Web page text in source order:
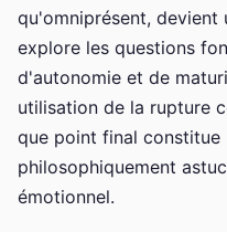
qu'omniprésent,
explore les questions
d'autonomie et de
utilisation de la rupture
que point final constitue
philosophiquement
émotionnel.